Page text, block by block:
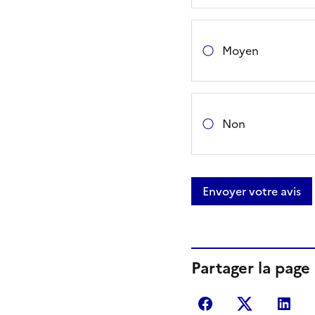
Moyen
Non
Envoyer votre avis
Partager la page
Partager surPartager